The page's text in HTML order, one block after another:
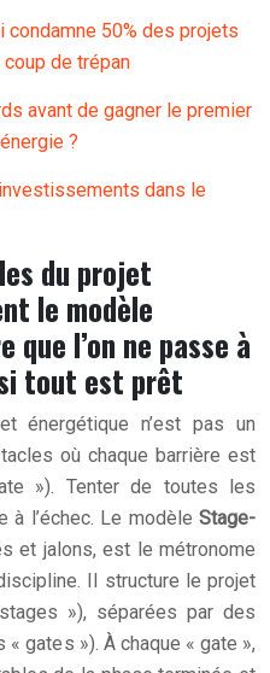
condamne 50% des projets
de trépan
avant de gagner le premier
?
dans le
du projet
le modèle
l’on ne passe à
tout est prêt
énergétique n’est pas un
où chaque barrière est
»). Tenter de toutes les
à l’échec. Le modèle Stage-
et jalons, est le métronome
Il structure le projet
»), séparées par des
gates »). À chaque « gate »,